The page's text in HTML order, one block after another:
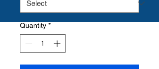
Quantity *